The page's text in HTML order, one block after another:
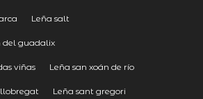
Leña salt
del guadalix
viñas Leña san xoán de río
llobregat Leña sant gregori